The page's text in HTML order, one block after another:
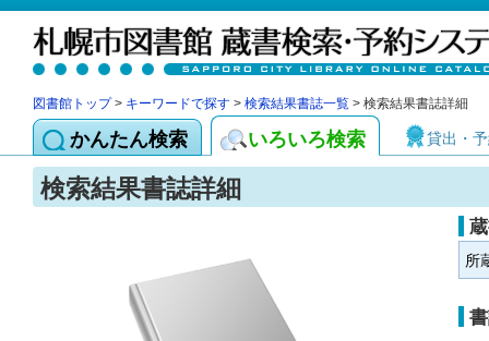
図書館トップ> キーワードで探す > 検索結果書誌一覧 > 検索結果書誌詳細
かんたん検索 いろいろ検索 貸出・
検索結果書誌詳細
所